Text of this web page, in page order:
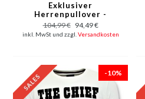
Exklusiver
Herrenpullover -
Bloody Chucky Angry
Print - Grau
104,99 € 94,49 €
inkl. MwSt und zzgl. Versandkosten
-10%